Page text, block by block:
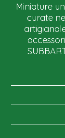
Miniature
curate